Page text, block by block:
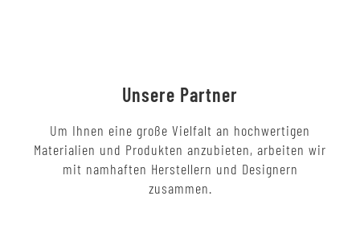
Unsere Partner
Um Ihnen eine große Vielfalt an hochwertigen
Materialien und Produkten anzubieten, arbeiten wir
mit namhaften Herstellern und Designern
zusammen.